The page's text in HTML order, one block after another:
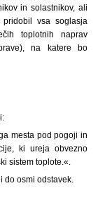
in solastnikov, ali
vsa soglasja
toplotnih naprav
na katere bo
mesta pod pogoji in
ki ureja obvezno
sistem toplote.«.
do osmi odstavek.